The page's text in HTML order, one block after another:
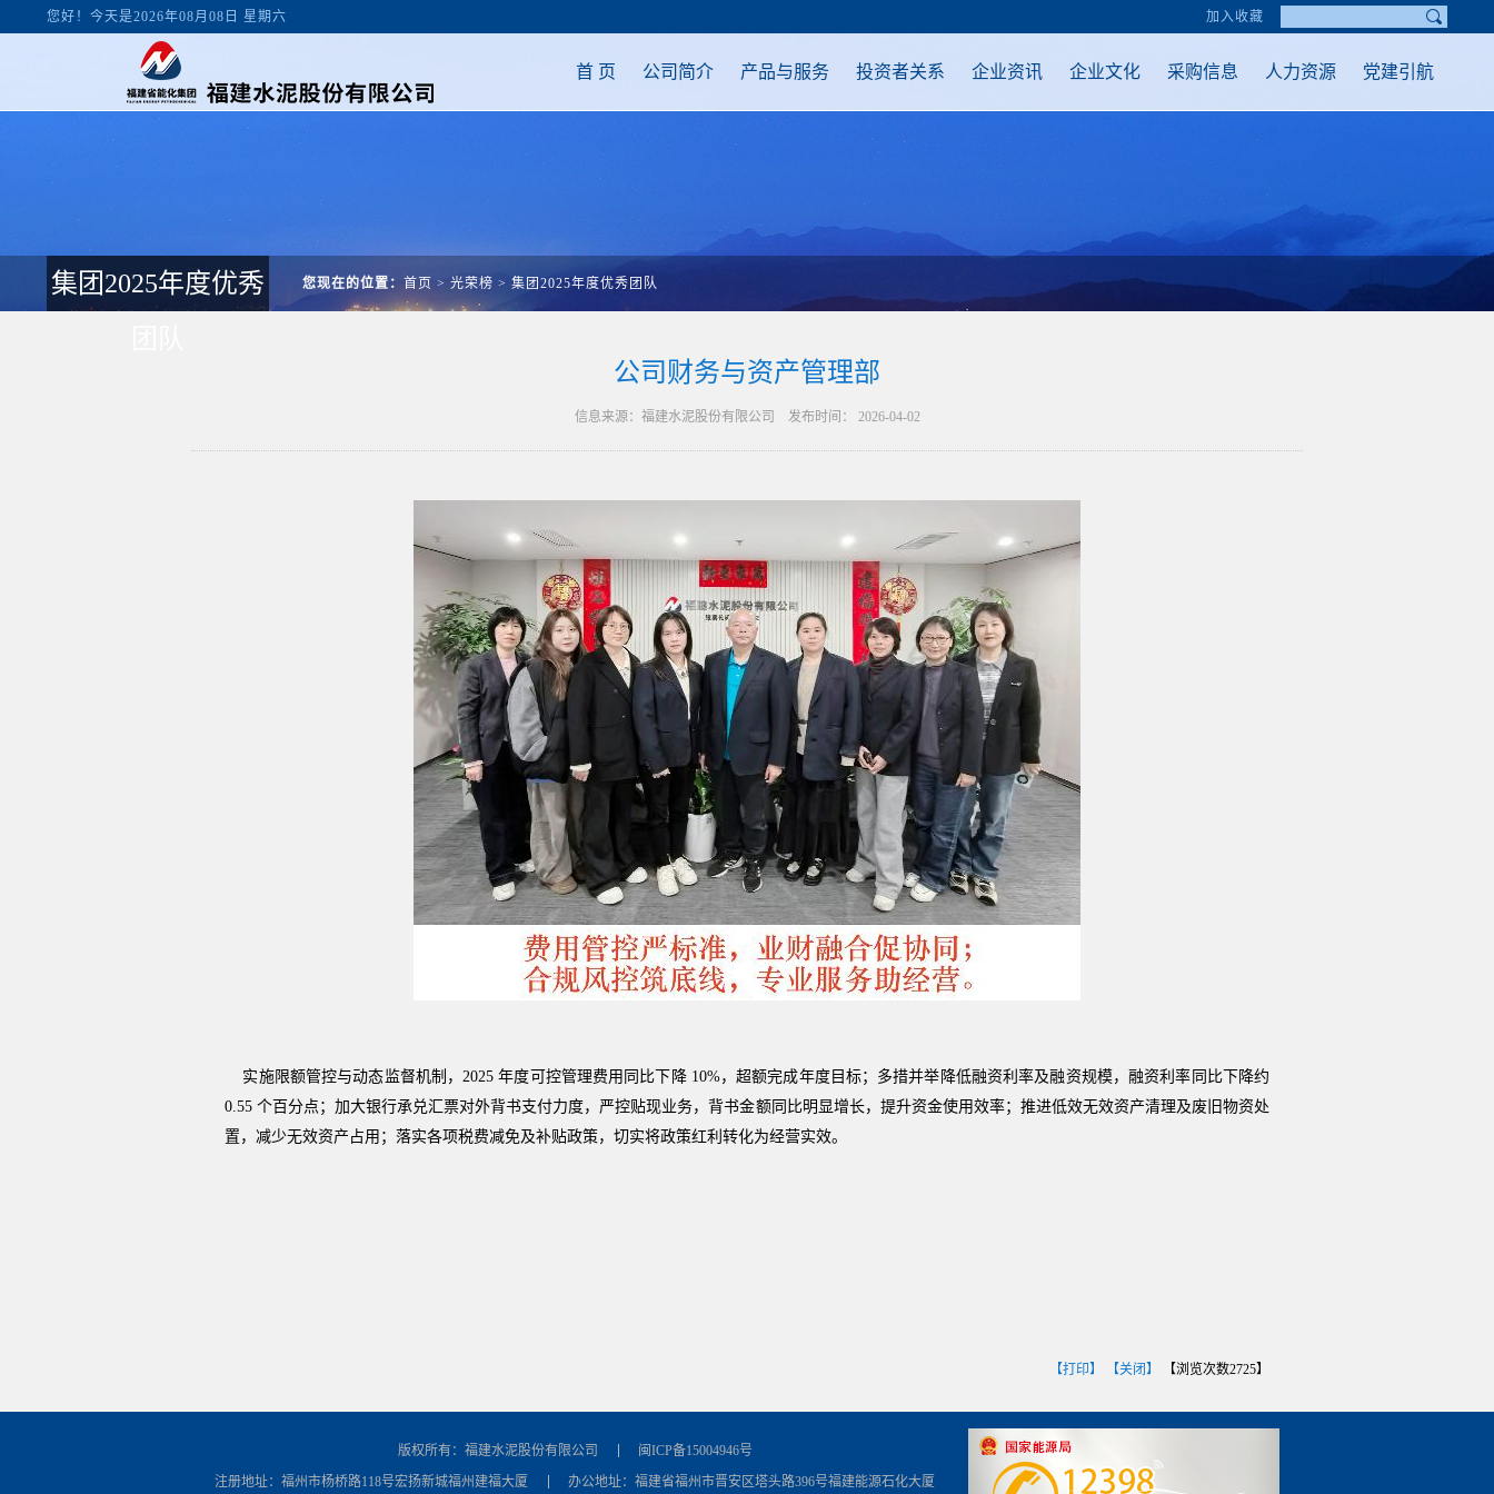
您好！今天是2026年08月08日 星期六 加入收藏
首 页 公司简介 产品与服务 投资者关系 企业资讯 企业文化 采购信息 人力资源 党建引航
集团2025年度优秀
您现在的位置： 首页 > 光荣榜 > 集团2025年度优秀团队
公司财务与资产管理部
信息来源：福建水泥股份有限公司 发布时间： 2026-04-02
实施限额管控与动态监督机制，2025 年度可控管理费用同比下降 10%，超额完成年度目标；多措并举降低融资利率及融资规模，融资利率同比下降约
0.55 个百分点；加大银行承兑汇票对外背书支付力度，严控贴现业务，背书金额同比明显增长，提升资金使用效率；推进低效无效资产清理及废旧物资处
置，减少无效资产占用；落实各项税费减免及补贴政策，切实将政策红利转化为经营实效。
【打印】 【关闭】 【浏览次数2725】
版权所有：福建水泥股份有限公司
闽ICP备15004946号
注册地址：福州市杨桥路118号宏扬新城福州建福大厦
办公地址：福建省福州市晋安区塔头路396号福建能源石化大厦